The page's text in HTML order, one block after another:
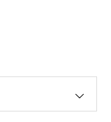
クに乗って諏訪